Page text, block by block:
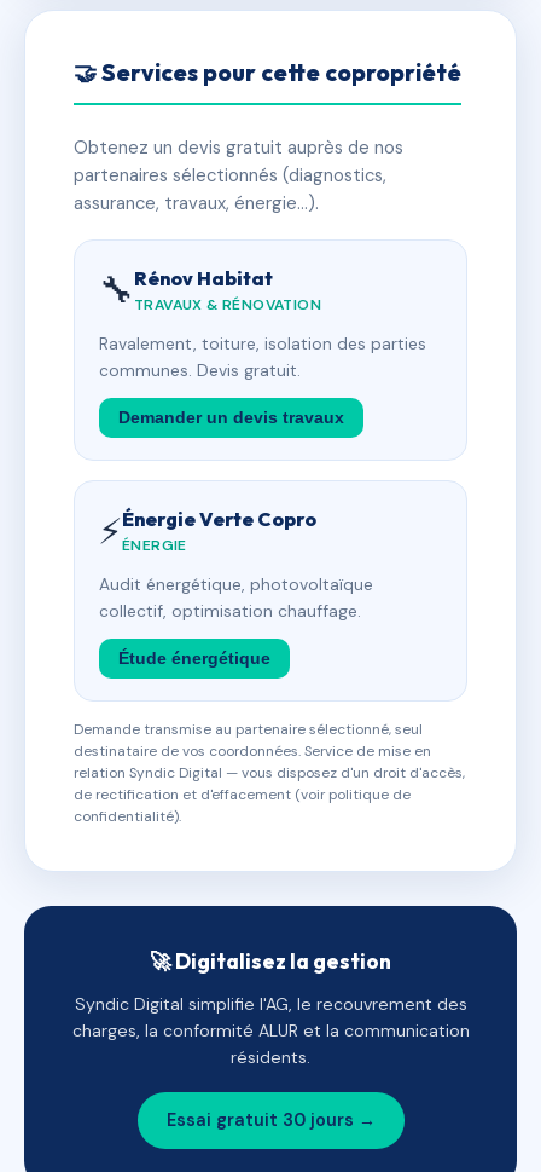
🤝 Services pour cette copropriété
Obtenez un devis gratuit auprès de nos
partenaires sélectionnés (diagnostics,
assurance, travaux, énergie…).
🔧 Rénov Habitat
TRAVAUX & RÉNOVATION
Ravalement, toiture, isolation des parties
communes. Devis gratuit.
Demander un devis travaux
⚡Énergie Verte Copro
ÉNERGIE
Audit énergétique, photovoltaïque
collectif, optimisation chauffage.
Étude énergétique
Demande transmise au partenaire sélectionné, seul
destinataire de vos coordonnées. Service de mise en
relation Syndic Digital — vous disposez d'un droit d'accès,
de rectification et d'effacement (voir politique de
confidentialité).
🚀 Digitalisez la gestion
Syndic Digital simplifie l'AG, le recouvrement des
charges, la conformité ALUR et la communication
résidents.
Essai gratuit 30 jours →